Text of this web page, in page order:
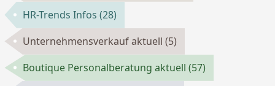
HR-Trends Infos(28)
Unternehmensverkauf aktuell(5)
Boutique Personalberatung aktuell(57)